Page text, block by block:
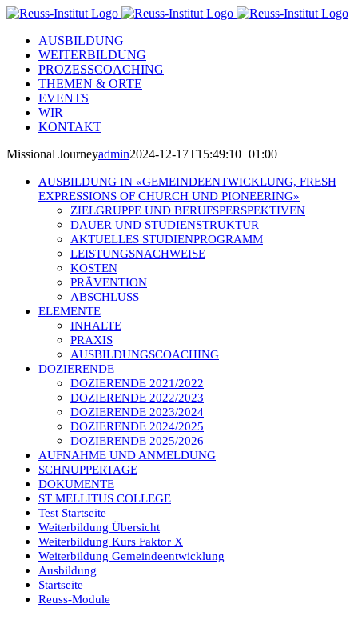
Skip
contentAUSBILDUNG
WEITERBILDUNG
PROZESSCOACHING
THEMEN & ORTE
EVENTS
WIR
KONTAKT
Missional Journeyadmin2024-12-17T15:49:10+01:00
AUSBILDUNG IN «GEMEINDEENTWICKLUNG, FRESH
EXPRESSIONS OF CHURCH UND PIONEERING»
ZIELGRUPPE UND BERUFSPERSPEKTIVEN
DAUER UND STUDIENSTRUKTUR
AKTUELLES STUDIENPROGRAMM
LEISTUNGSNACHWEISE
KOSTEN
PRÄVENTION
ABSCHLUSS
ELEMENTE
INHALTE
PRAXIS
AUSBILDUNGSCOACHING
DOZIERENDE
DOZIERENDE 2021/2022
DOZIERENDE 2022/2023
DOZIERENDE 2023/2024
DOZIERENDE 2024/2025
DOZIERENDE 2025/2026
AUFNAHME UND ANMELDUNG
SCHNUPPERTAGE
DOKUMENTE
ST MELLITUS COLLEGE
Test Startseite
Weiterbildung Übersicht
Weiterbildung Kurs Faktor X
Weiterbildung Gemeindeentwicklung
Ausbildung
Startseite
Reuss-Module